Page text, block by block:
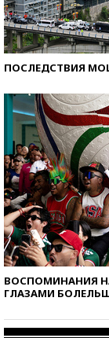
ПОСЛЕДСТВИЯ
ВОСПОМИНАНИЯ
ГЛАЗАМИ